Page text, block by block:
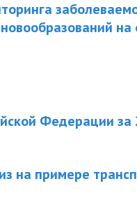
Федерации за
на примере